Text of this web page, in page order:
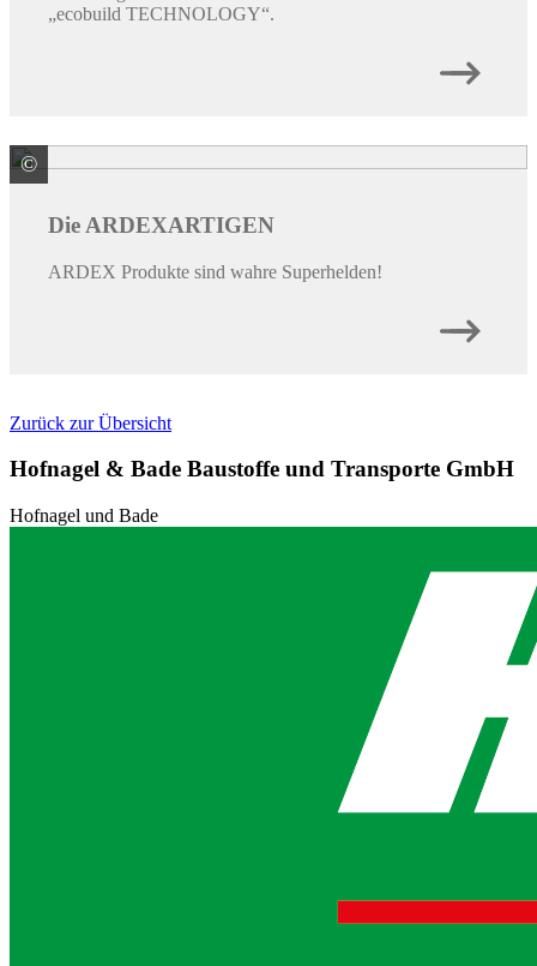
„ecobuild TECHNOLOGY“.
© ARDEX GmbH
Die ARDEXARTIGEN
ARDEX Produkte sind wahre Superhelden!
Zurück zur Übersicht
Hofnagel & Bade Baustoffe und Transporte GmbH
Hofnagel und Bade